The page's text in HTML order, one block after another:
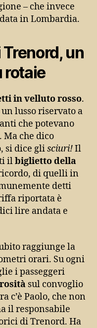
– che invece
in Lombardia.
un
rotaie
in velluto rosso.
lusso riservato a
che potevano
Ma che dico
si dice glisciuri!Il
ilbiglietto della
di quelli in
detti
riportata è
lire andata e
raggiunge la
orari. Su ogni
i passeggeri
sul convoglio
c’è Paolo, che non
il responsabile
di Trenord. Ha